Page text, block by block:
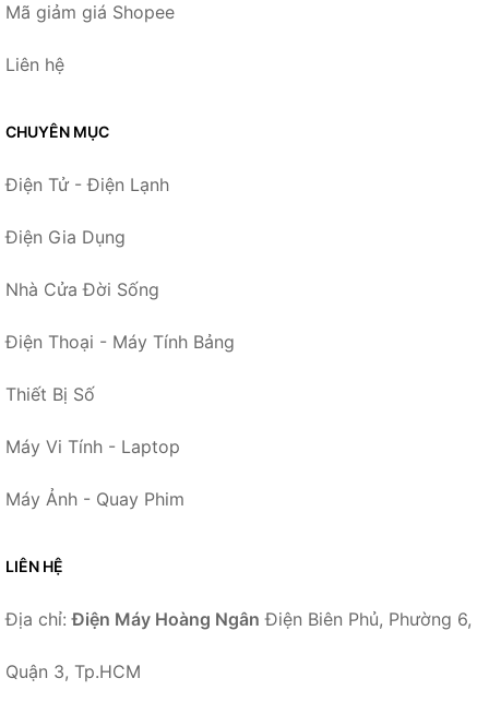
Mã giảm giá Shopee
Liên hệ
CHUYÊN MỤC
Điện Tử - Điện Lạnh
Điện Gia Dụng
Nhà Cửa Đời Sống
Điện Thoại - Máy Tính Bảng
Thiết Bị Số
Máy Vi Tính - Laptop
Máy Ảnh - Quay Phim
LIÊN HỆ
Địa chỉ:Điện Máy Hoàng Ngân Điện Biên Phủ, Phường 6,
Quận 3, Tp.HCM